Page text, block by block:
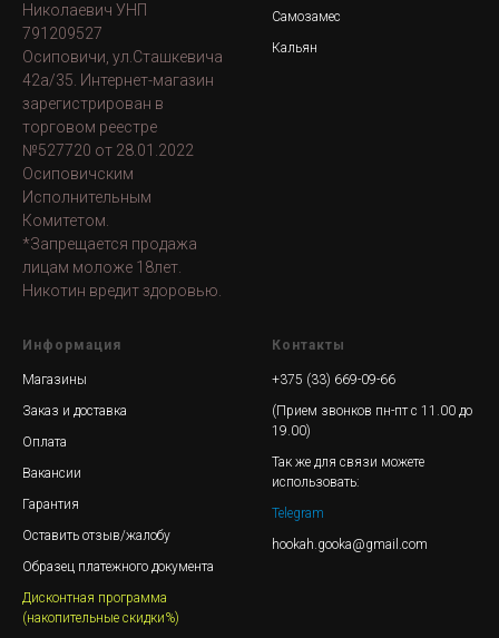
Николаевич УНП
791209527
Осиповичи, ул.Сташкевича
42а/35. Интернет-магазин
зарегистрирован в
торговом реестре
№527720 от 28.01.2022
Осиповичским
Исполнительным
Комитетом.
*Запрещается продажа
лицам моложе 18лет.
Никотин вредит здоровью.
Самозамес
Кальян
Информация
Магазины
Заказ и доставка
Оплата
Вакансии
Гарантия
Оставить отзыв/жалобу
Образец платежного документа
Дисконтная программа
(накопительные скидки%)
Контакты
+375 (33) 669-09-66
(Прием звонков пн-пт с 11.00 до
19.00)
Так же для связи можете
использовать:
Telegram
hookah.gooka@gmail.com